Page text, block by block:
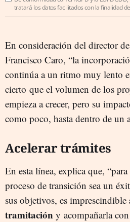
tratará los datos facilitados con la finalidad
En consideración del director
Francisco Caro, “la
continúa a un ritmo muy lento
cierto que el volumen de los
empieza a crecer, pero su
como poco, hasta dentro de un
Acelerar trámites
En esta línea, explica que,
proceso de transición sea un
sus objetivos, es imprescindible
tramitación y acompañarla